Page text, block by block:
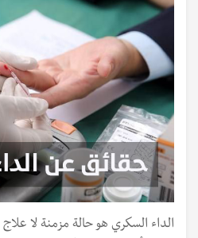
الداء السكري هو حالة مزمنة لا علاج